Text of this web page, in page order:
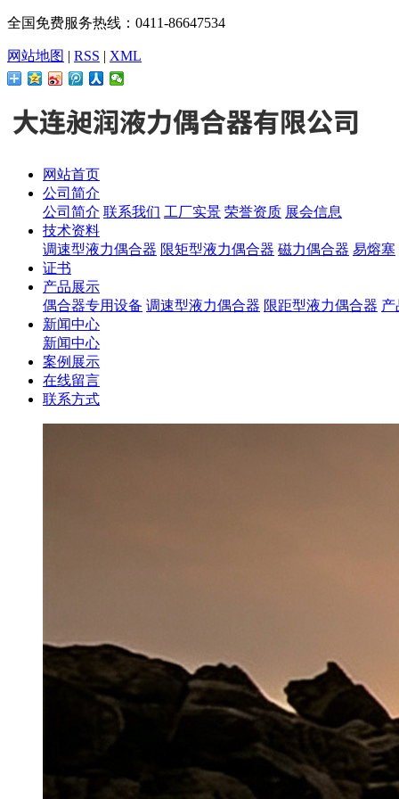
全国免费服务热线：0411-86647534
网站地图 | RSS | XML
网站首页
公司简介
公司简介 联系我们 工厂实景 荣誉资质 展会信息
技术资料
调速型液力偶合器 限矩型液力偶合器 磁力偶合器 易熔塞
证书
产品展示
偶合器专用设备 调速型液力偶合器 限距型液力偶合器 产
新闻中心
新闻中心
案例展示
在线留言
联系方式